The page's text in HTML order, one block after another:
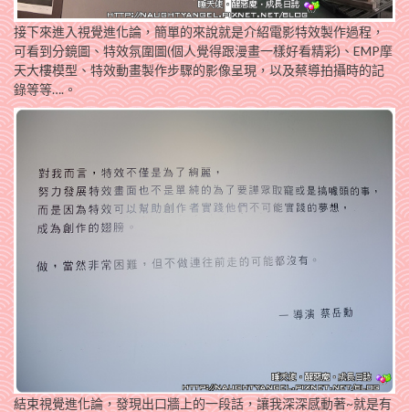
接下來進入視覺進化論，簡單的來說就是介紹電影特效製作過程，
可看到分鏡圖、特效氛圍圖(個人覺得跟漫畫一樣好看精彩)、EMP摩
天大樓模型、特效動畫製作步驟的影像呈現，以及蔡導拍攝時的記
錄等等….。
結束視覺進化論，發現出口牆上的一段話，讓我深深感動著~就是有